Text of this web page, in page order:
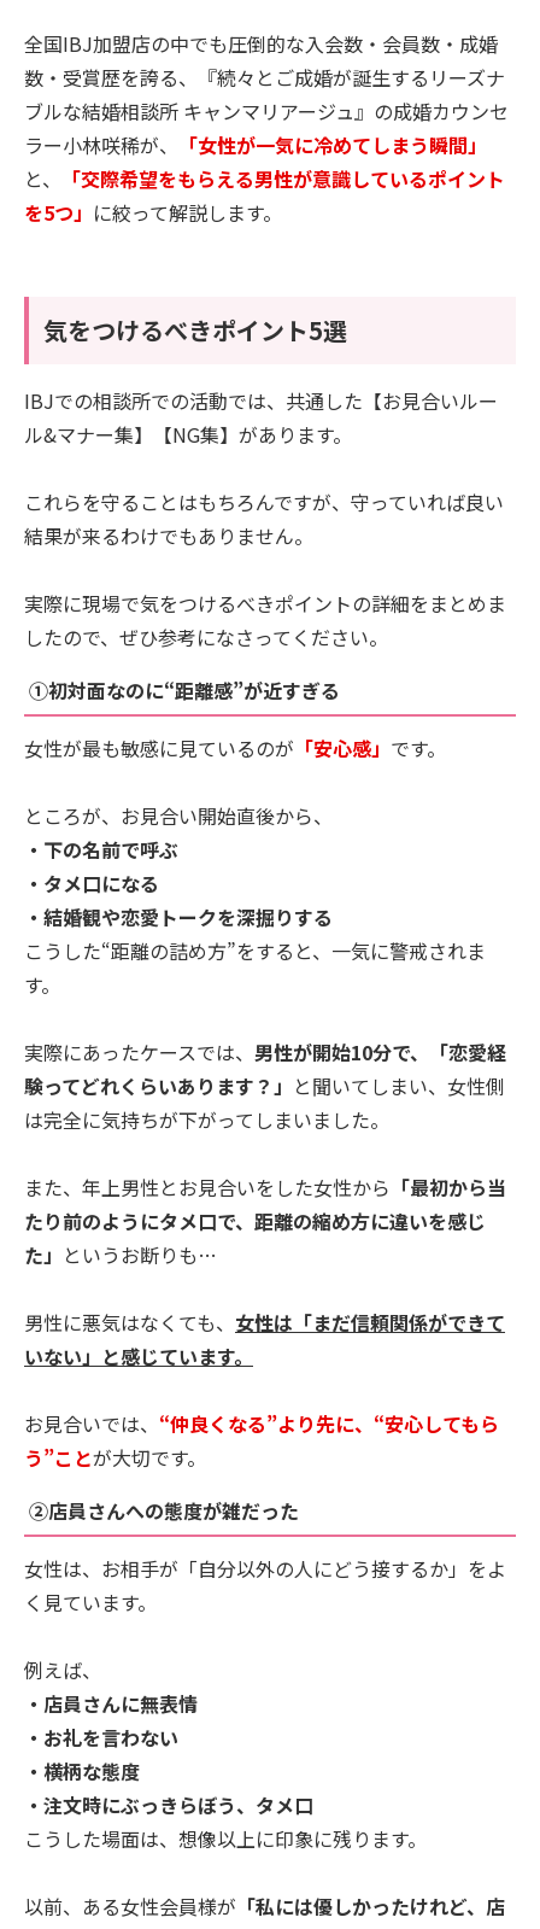
全国IBJ加盟店の中でも圧倒的な入会数・会員数・成婚
数・受賞歴を誇る、『続々とご成婚が誕生するリーズナ
ブルな結婚相談所 キャンマリアージュ』の成婚カウンセ
ラー小林咲稀が、
「女性が一気に冷めてしまう瞬間」
と、
「交際希望をもらえる男性が意識しているポイント
を5つ」 に絞って解説します。
気をつけるべきポイント5選
IBJでの相談所での活動では、共通した【お見合いルー
ル&マナー集】【NG集】があります。
これらを守ることはもちろんですが、守っていれば良い
結果が来るわけでもありません。
実際に現場で気をつけるべきポイントの詳細をまとめま
したので、ぜひ参考になさってください。
①初対面なのに“距離感”が近すぎる
女性が最も敏感に見ているのが 「安心感」 です。
ところが、お見合い開始直後から、
・下の名前で呼ぶ
・タメ口になる
・結婚観や恋愛トークを深掘りする
こうした“距離の詰め方”をすると、一気に警戒されま
す。
実際にあったケースでは、 男性が開始10分で、「恋愛経
験ってどれくらいあります？」 と聞いてしまい、女性側
は完全に気持ちが下がってしまいました。
また、年上男性とお見合いをした女性から 「最初から当
たり前のようにタメ口で、距離の縮め方に違いを感じ
た」 というお断りも…
男性に悪気はなくても、 女性は「まだ信頼関係ができて
いない」と感じています。
お見合いでは、 “仲良くなる”より先に、“安心してもら
う”ことが大切です。
②店員さんへの態度が雑だった
女性は、お相手が「自分以外の人にどう接するか」をよ
く見ています。
例えば、
・店員さんに無表情
・お礼を言わない
・横柄な態度
・注文時にぶっきらぼう、タメ口
こうした場面は、想像以上に印象に残ります。
以前、ある女性会員様が 「私には優しかったけれど、店